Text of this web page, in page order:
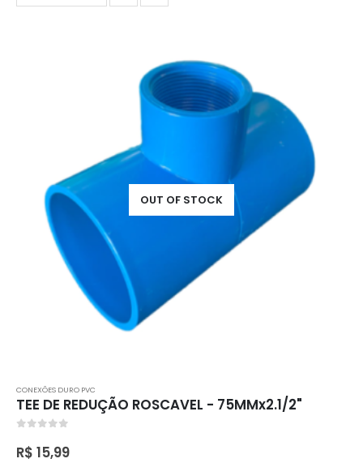
OUT OF STOCK
CONEXÕES DURO PVC
TEE DE REDUÇÃO ROSCAVEL - 75MMx2.1/2"
R$ 15,99